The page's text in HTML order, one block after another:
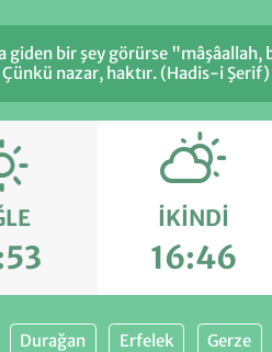
giden bir şey görürse
nazar, haktır. (Hadis-i Şerif)
İKINDI
16:46
Durağan Erfelek Gerze